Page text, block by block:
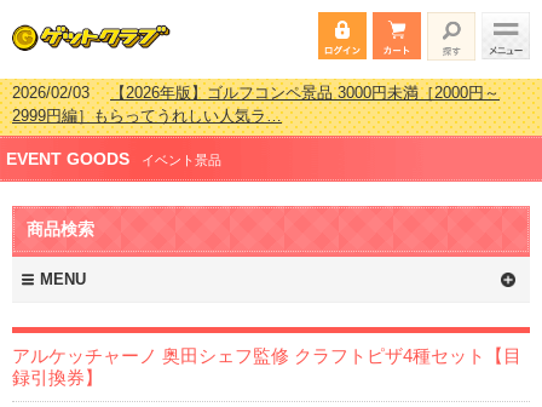
2026/02/03【2026年版】ゴルフコンペ景品 3000円未満［2000円～
2999円編］もらってうれしい人気ラ…
2026/07/15【2026年版】ビンゴゲーム景品おすすめ金額別人気ランキ
ング 更新しました！
2026/04/03【2026年版】ゴルフコンペ景品 3000円未満［2000円～
2999円編］もらってうれしい人気ラ…
2026/02/16
新しました！
EVENT GOODS イベント景品
商品検索
MENU
アルケッチャーノ 奥田シェフ監修 クラフトピザ4種セット【目
録引換券】